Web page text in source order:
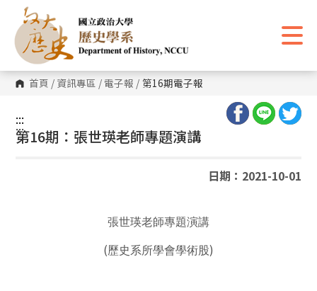
主
要
內
區
塊 首頁 / 資訊專區 / 電子報 / 第16期電子報
:::
:::
第16期：張世瑛老師專題演講
日期：2021-10-01
張世瑛老師專題演講
(歷史系所學會學術股)